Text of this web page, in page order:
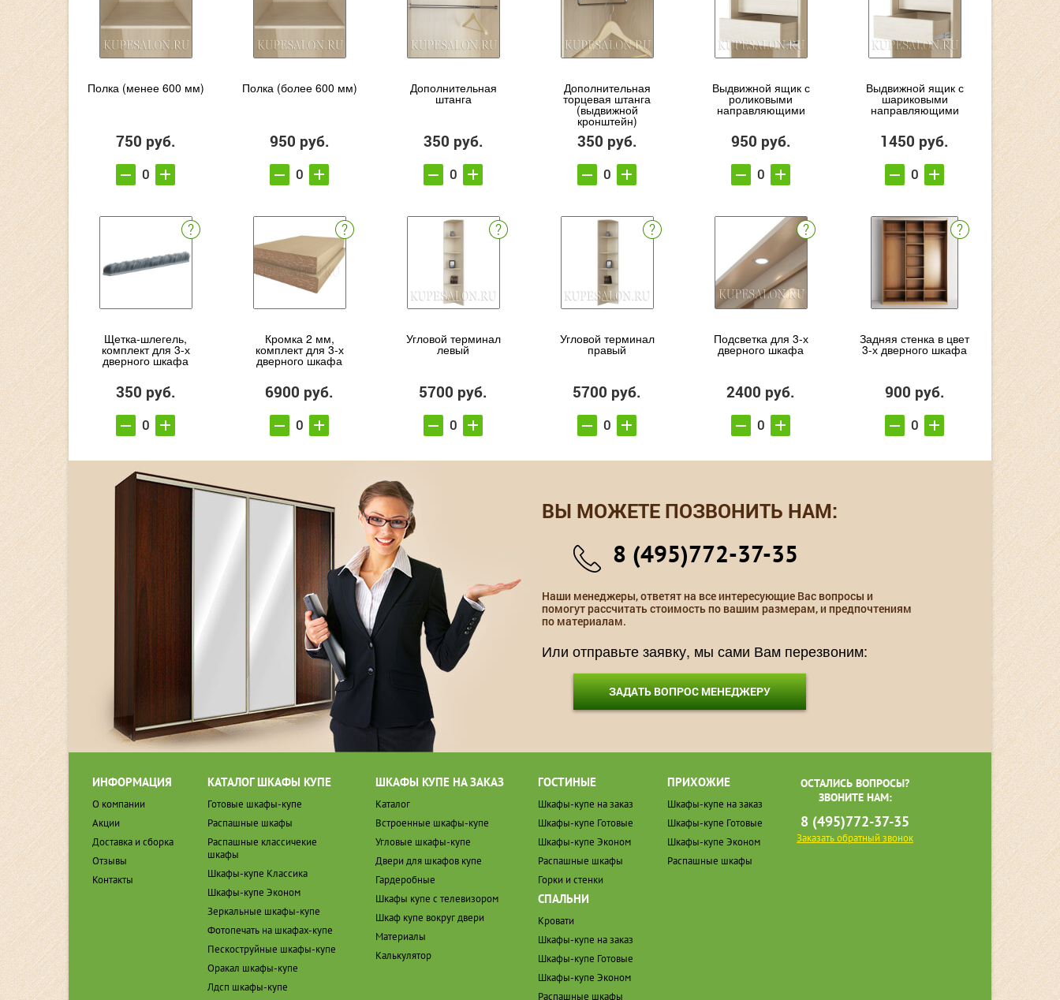
Полка (менее 600 мм)
750 руб.
Полка (более 600 мм)
950 руб.
Дополнительная
штанга
350 руб.
Дополнительная
торцевая штанга
(выдвижной
кронштейн)
350 руб.
Выдвижной ящик с
роликовыми
направляющими
950 руб.
Выдвижной ящик с
шариковыми
направляющими
1450 руб.
Щетка-шлегель,
комплект для 3-х
дверного шкафа
350 руб.
Кромка 2 мм,
комплект для 3-х
дверного шкафа
6900 руб.
Угловой терминал
левый
5700 руб.
Угловой терминал
правый
5700 руб.
Подсветка для 3-х
дверного шкафа
2400 руб.
Задняя стенка в цвет
3-х дверного шкафа
900 руб.
ВЫ МОЖЕТЕ ПОЗВОНИТЬ НАМ:
8 (495)772-37-35
Наши менеджеры, ответят на все интересующие Вас вопросы и
помогут рассчитать стоимость по вашим размерам, и предпочтениям
по материалам.
Или отправьте заявку, мы сами Вам перезвоним:
ЗАДАТЬ ВОПРОС МЕНЕДЖЕРУ
ИНФОРМАЦИЯ
О компании
Акции
Доставка и сборка
Отзывы
Контакты
КАТАЛОГ ШКАФЫ КУПЕ
Готовые шкафы-купе
Распашные шкафы
Распашные классичекие
шкафы
Шкафы-купе Классика
Шкафы-купе Эконом
Зеркальные шкафы-купе
Фотопечать на шкафах-купе
Пескоструйные шкафы-купе
Оракал шкафы-купе
Лдсп шкафы-купе
ШКАФЫ КУПЕ НА ЗАКАЗ
Каталог
Встроенные шкафы-купе
Угловые шкафы-купе
Двери для шкафов купе
Гардеробные
Шкафы купе с телевизором
Шкаф купе вокруг двери
Материалы
Калькулятор
ГОСТИНЫЕ
Шкафы-купе на заказ
Шкафы-купе Готовые
Шкафы-купе Эконом
Распашные шкафы
Горки и стенки
СПАЛЬНИ
Кровати
Шкафы-купе на заказ
Шкафы-купе Готовые
Шкафы-купе Эконом
Распашные шкафы
ПРИХОЖИЕ
Шкафы-купе на заказ
Шкафы-купе Готовые
Шкафы-купе Эконом
Распашные шкафы
ОСТАЛИСЬ ВОПРОСЫ?
ЗВОНИТЕ НАМ:
8 (495)772-37-35
Заказать обратный звонок